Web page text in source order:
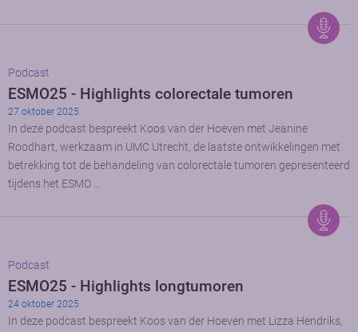
Podcast
ESMO25 - Highlights colorectale tumoren
27 oktober 2025
In deze podcast bespreekt Koos van der Hoeven met Jeanine
Roodhart, werkzaam in UMC Utrecht, de laatste ontwikkelingen met
betrekking tot de behandeling van colorectale tumoren gepresenteerd
tijdens het ESMO …
Podcast
ESMO25 - Highlights longtumoren
24 oktober 2025
In deze podcast bespreekt Koos van der Hoeven met Lizza Hendriks,